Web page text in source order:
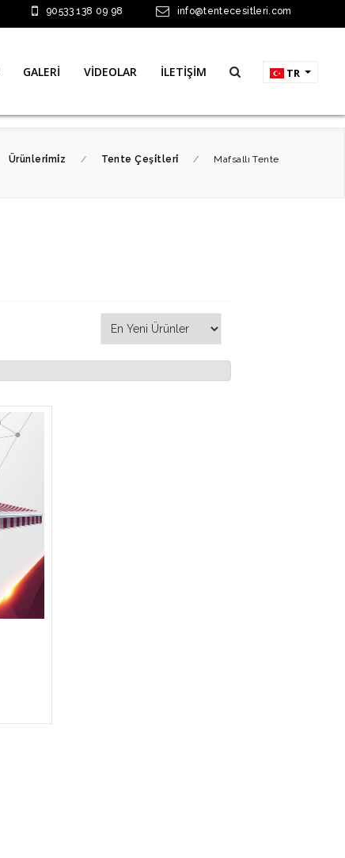
90533 138 09 98 info@tentecesitleri.com
GALERİ VİDEOLAR İLETİŞİM TR
Ürünleri̇mi̇z / Tente Çeşi̇tleri̇ / Mafsallı Tente